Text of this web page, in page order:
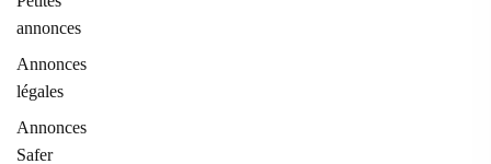
annonces
Annonces
légales
Annonces
Safer